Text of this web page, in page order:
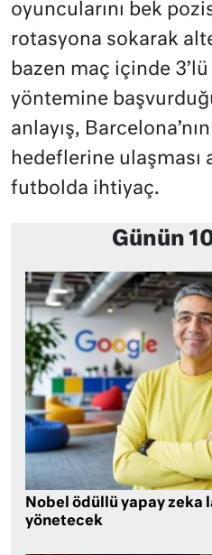
oyuncularını bek
rotasyona sokarak
bazen maç içinde
yöntemine
anlayış,
hedeflerine ulaşması
futbolda ihtiyaç.
Günün
Nobel ödüllü yapay zeka
yönetecek